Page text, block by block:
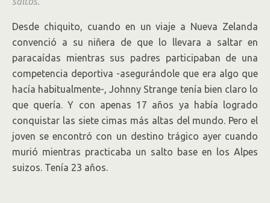
Desde chiquito, cuando en un viaje a Nueva Zelanda
convenció a su niñera de que lo llevara a saltar en
paracaídas mientras sus padres participaban de una
competencia deportiva -asegurándole que era algo que
hacía habitualmente-, Johnny Strange tenía bien claro lo
que quería. Y con apenas 17 años ya había logrado
conquistar las siete cimas más altas del mundo. Pero el
joven se encontró con un destino trágico ayer cuando
murió mientras practicaba un salto base en los Alpes
suizos. Tenía 23 años.